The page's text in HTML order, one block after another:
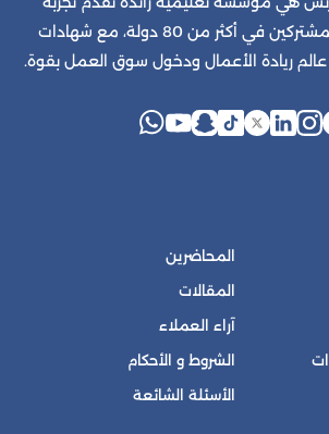
تدريبية متكاملة للمشتركين في أكثر من 80 دولة، مع شهادات
ريادة الأعمال ودخول سوق العمل بقوة.
المحاضرين
المقالات
آراء العملاء
الشروط و الأحكام
الأسئلة الشائعة